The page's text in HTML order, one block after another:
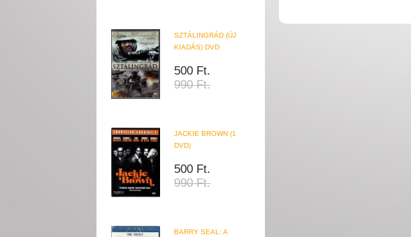
SZTÁLINGRÁD (ÚJ
KIADÁS) DVD
500 Ft.
990 Ft.
JACKIE BROWN (1
DVD)
500 Ft.
990 Ft.
BARRY SEAL: A